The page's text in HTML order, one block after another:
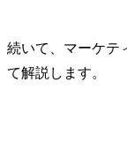
続いて、マーケテ
て解説します。